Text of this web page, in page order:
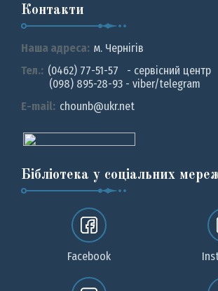
Контакти
Наша адреса: м. Чернiгiв
Тел.: (0462) 77-51-57 - сервісний центр
(098) 895-28-93 - viber/telegram
E-mail: chounb@ukr.net
Бібліотека у соціальних
Facebook